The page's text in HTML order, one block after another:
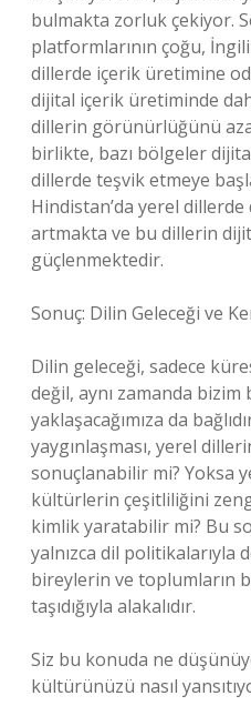
bulmakta zorluk çekiyor.
platformlarının çoğu,
dillerde içerik üretimine
dijital içerik üretiminde
dillerin görünürlüğünü
birlikte, bazı bölgeler
dillerde teşvik etmeye
Hindistan’da yerel
artmakta ve bu dillerin
güçlenmektedir.
Sonuç: Dilin Geleceği ve
Dilin geleceği, sadece
değil, aynı zamanda bizim
yaklaşacağımıza da
yaygınlaşması, yerel
sonuçlanabilir mi? Yoksa
kültürlerin çeşitliliğini
kimlik yaratabilir mi? Bu
yalnızca dil politikalarıyla
bireylerin ve toplumların
taşıdığıyla alakalıdır.
Siz bu konuda ne
kültürünüzü nasıl